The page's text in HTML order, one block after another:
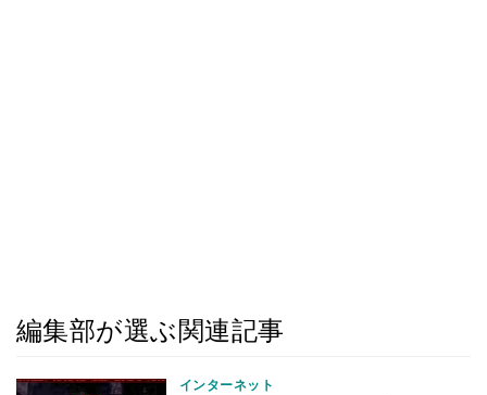
編集部が選ぶ関連記事
インターネット